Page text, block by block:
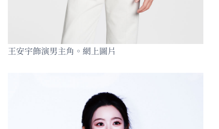
王安宇飾演男主角。網上圖片